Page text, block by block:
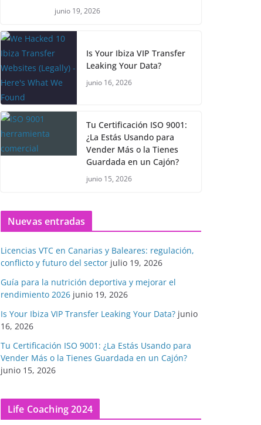
junio 19, 2026
Is Your Ibiza VIP Transfer
Leaking Your Data?
junio 16, 2026
Tu Certificación ISO 9001:
¿La Estás Usando para
Vender Más o la Tienes
Guardada en un Cajón?
junio 15, 2026
Nuevas entradas
Licencias VTC en Canarias y Baleares: regulación,
conflicto y futuro del sector julio 19, 2026
Guía para la nutrición deportiva y mejorar el
rendimiento 2026 junio 19, 2026
Is Your Ibiza VIP Transfer Leaking Your Data? junio
16, 2026
Tu Certificación ISO 9001: ¿La Estás Usando para
Vender Más o la Tienes Guardada en un Cajón?
junio 15, 2026
Life Coaching 2024